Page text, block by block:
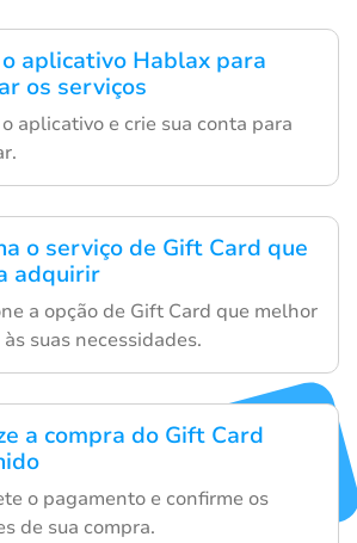
aplicativo Hablax para
os serviços
aplicativo e crie sua conta para
o serviço de Gift Card que
adquirir
a opção de Gift Card que melhor
suas necessidades.
a compra do Gift Card
o pagamento e confirme os
de sua compra.